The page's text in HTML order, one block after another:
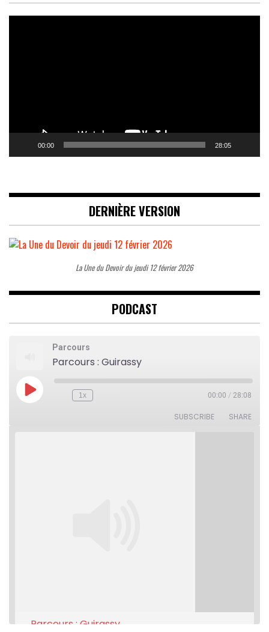
00:00 28:05
DERNIÈRE VERSION
La Une du Devoir du jeudi 12 février 2026
PODCAST
Parcours
Parcours : Guirassy
Play
Episode
Rewind
1x 00:00 / 28:08
SUBSCRIBE SHARE
Parcours : Guirassy